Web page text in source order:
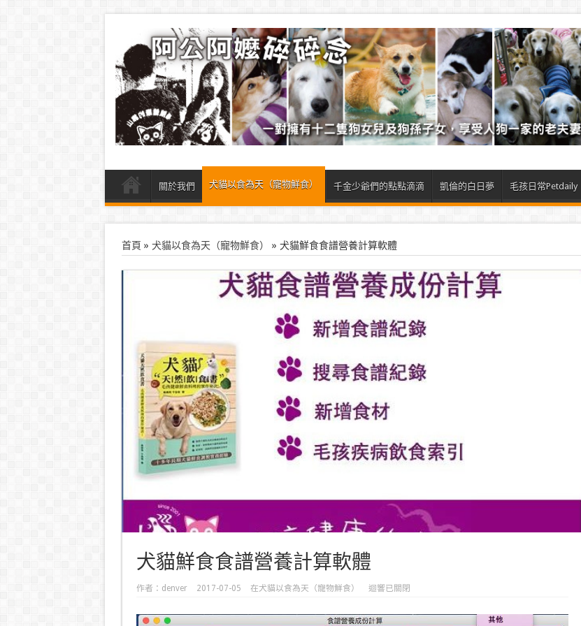
關於我們 犬貓以食為天（寵物鮮食） 千金少爺們的點點滴滴 凱倫的白日夢 毛孩日常Petdaily
首頁 » 犬貓以食為天（寵物鮮食） » 犬貓鮮食食譜營養計算軟體
犬貓鮮食食譜營養計算軟體
作者： denver 2017-07-05 在犬貓以食為天（寵物鮮食） 迴響已關閉